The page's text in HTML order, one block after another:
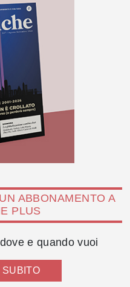
ABBONAMENTO A
PLUS
e quando vuoi
SUBITO